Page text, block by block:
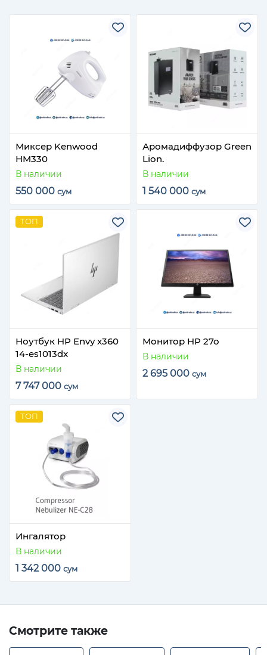
Миксер Kenwood
HM330
В наличии
550 000 сум
Аромадиффузор Green
Lion.
В наличии
1 540 000 сум
ТОП
Ноутбук HP Envy x360
14-es1013dx
В наличии
7 747 000 сум
Монитор HP 27o
В наличии
2 695 000 сум
ТОП
Ингалятор
В наличии
1 342 000 сум
Смотрите также